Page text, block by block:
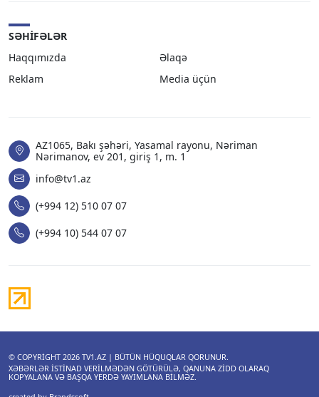
SƏHIFƏLƏR
Haqqımızda
Əlaqə
Reklam
Media üçün
AZ1065, Bakı şəhəri, Yasamal rayonu, Nəriman
Nərimanov, ev 201, giriş 1, m. 1
info@tv1.az
(+994 12) 510 07 07
(+994 10) 544 07 07
© COPYRIGHT 2026 TV1.AZ | BÜTÜN HÜQUQLAR QORUNUR.
XƏBƏRLƏR ISTINAD VERILMƏDƏN GÖTÜRÜLƏ, QANUNA ZIDD OLARAQ
KOPYALANA VƏ BAŞQA YERDƏ YAYIMLANA BILMƏZ.